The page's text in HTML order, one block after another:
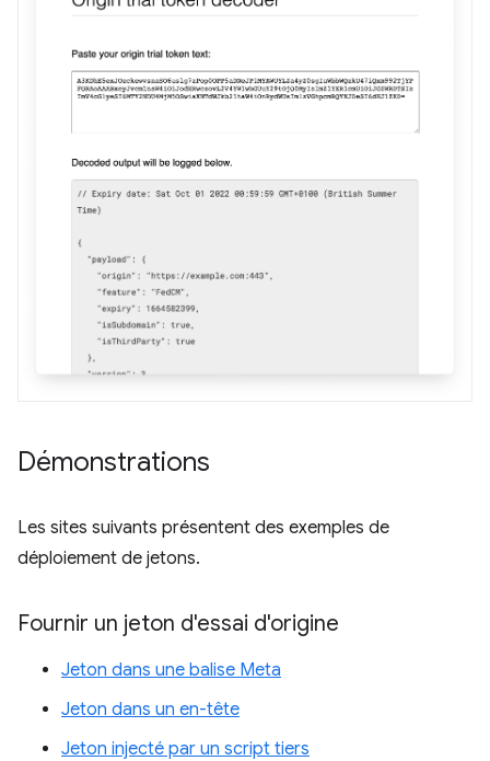
Démonstrations
Les sites suivants présentent des exemples de
déploiement de jetons.
Fournir un jeton d'essai d'origine
Jeton dans une balise Meta
Jeton dans un en-tête
Jeton injecté par un script tiers